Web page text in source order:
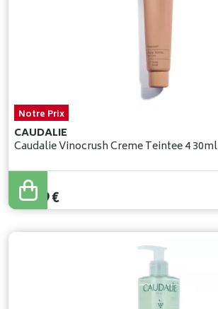
Notre Prix
CAUDALIE
Caudalie Vinocrush Creme Teintee 4 30ml
28,39€